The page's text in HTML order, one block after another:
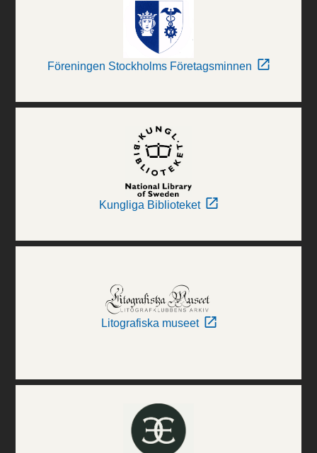
Föreningen Stockholms Företagsminnen
Kungliga Biblioteket
Litografiska museet